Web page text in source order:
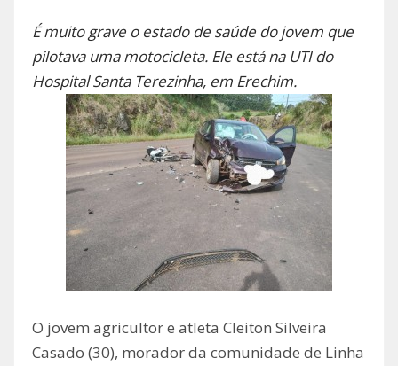
É muito grave o estado de saúde do jovem que
pilotava uma motocicleta. Ele está na UTI do
Hospital Santa Terezinha, em Erechim.
O jovem agricultor e atleta Cleiton Silveira
Casado (30), morador da comunidade de Linha